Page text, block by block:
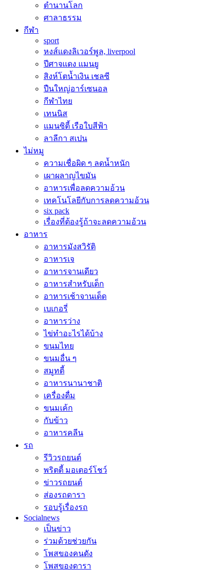
ตำนานโลก
ศาลาธรรม
กีฬา
sport
หงส์แดงลิเวอร์พูล, liverpool
ปีศาจแดง แมนยู
สิงห์โตน้ำเงิน เชลซี
ปืนใหญ่อาร์เซนอล
กีฬาไทย
เทนนิส
แมนซิตี้ เรือใบสีฟ้า
ลาลีกา สเปน
ไม่หมู
ความเชื่อผิด ๆ ลดน้ำหนัก
เผาผลาญไขมัน
อาหารเพื่อลดความอ้วน
เทคโนโลยีกับการลดความอ้วน
six pack
เรื่องที่ต้องรู้ถ้าจะลดความอ้วน
อาหาร
อาหารมังสวิรัติ
อาหารเจ
อาหารจานเดียว
อาหารสำหรับเด็ก
อาหารเช้าจานเด็ด
เบเกอรี่
อาหารว่าง
ไข่ทำอะไรได้บ้าง
ขนมไทย
ขนมอื่น ๆ
สมูทตี้
อาหารนานาชาติ
เครื่องดื่ม
ขนมเค้ก
กับข้าว
อาหารคลีน
รถ
รีวิวรถยนต์
พริตตี้ มอเตอร์โชว์
ข่าวรถยนต์
ส่องรถดารา
รอบรู้เรื่องรถ
Socialnews
เป็นข่าว
ร่วมด้วยช่วยกัน
โพสของคนดัง
โพสของดารา